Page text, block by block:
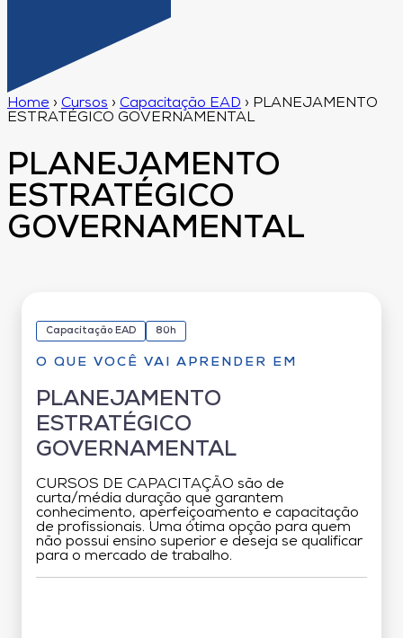
Home › Cursos › Capacitação EAD › PLANEJAMENTO
ESTRATÉGICO GOVERNAMENTAL
PLANEJAMENTO
ESTRATÉGICO
GOVERNAMENTAL
Capacitação EAD 80h
O QUE VOCÊ VAI APRENDER EM
PLANEJAMENTO
ESTRATÉGICO
GOVERNAMENTAL
CURSOS DE CAPACITAÇÃO são de
curta/média duração que garantem
conhecimento, aperfeiçoamento e capacitação
de profissionais. Uma ótima opção para quem
não possui ensino superior e deseja se qualificar
para o mercado de trabalho.